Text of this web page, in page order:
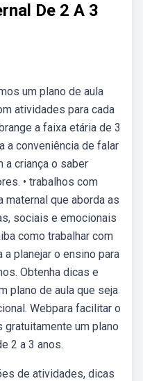
De 2 A 3
um plano de aula
atividades para cada
a faixa etária de 3
a conveniência de falar
a criança o saber
• trabalhos com
maternal que aborda as
sociais e emocionais
como trabalhar com
planejar o ensino para
Obtenha dicas e
plano de aula que seja
Webpara facilitar o
um plano
2 a 3 anos.
de atividades, dicas